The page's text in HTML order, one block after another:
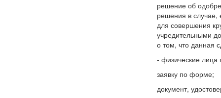
решение об
решения в случае,
для совершения
учредительными
о том, что данная
- физические лица
заявку по форме;
документ,